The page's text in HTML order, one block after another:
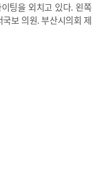
팅을 외치고 있다. 왼쪽
보 의원. 부산시의회 제